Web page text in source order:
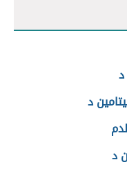
د
د